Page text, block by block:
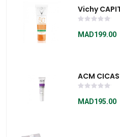
Vichy
SOLEIL
En-1 SPF
MAD199.00
ACM
SILICONE
MAD195.00